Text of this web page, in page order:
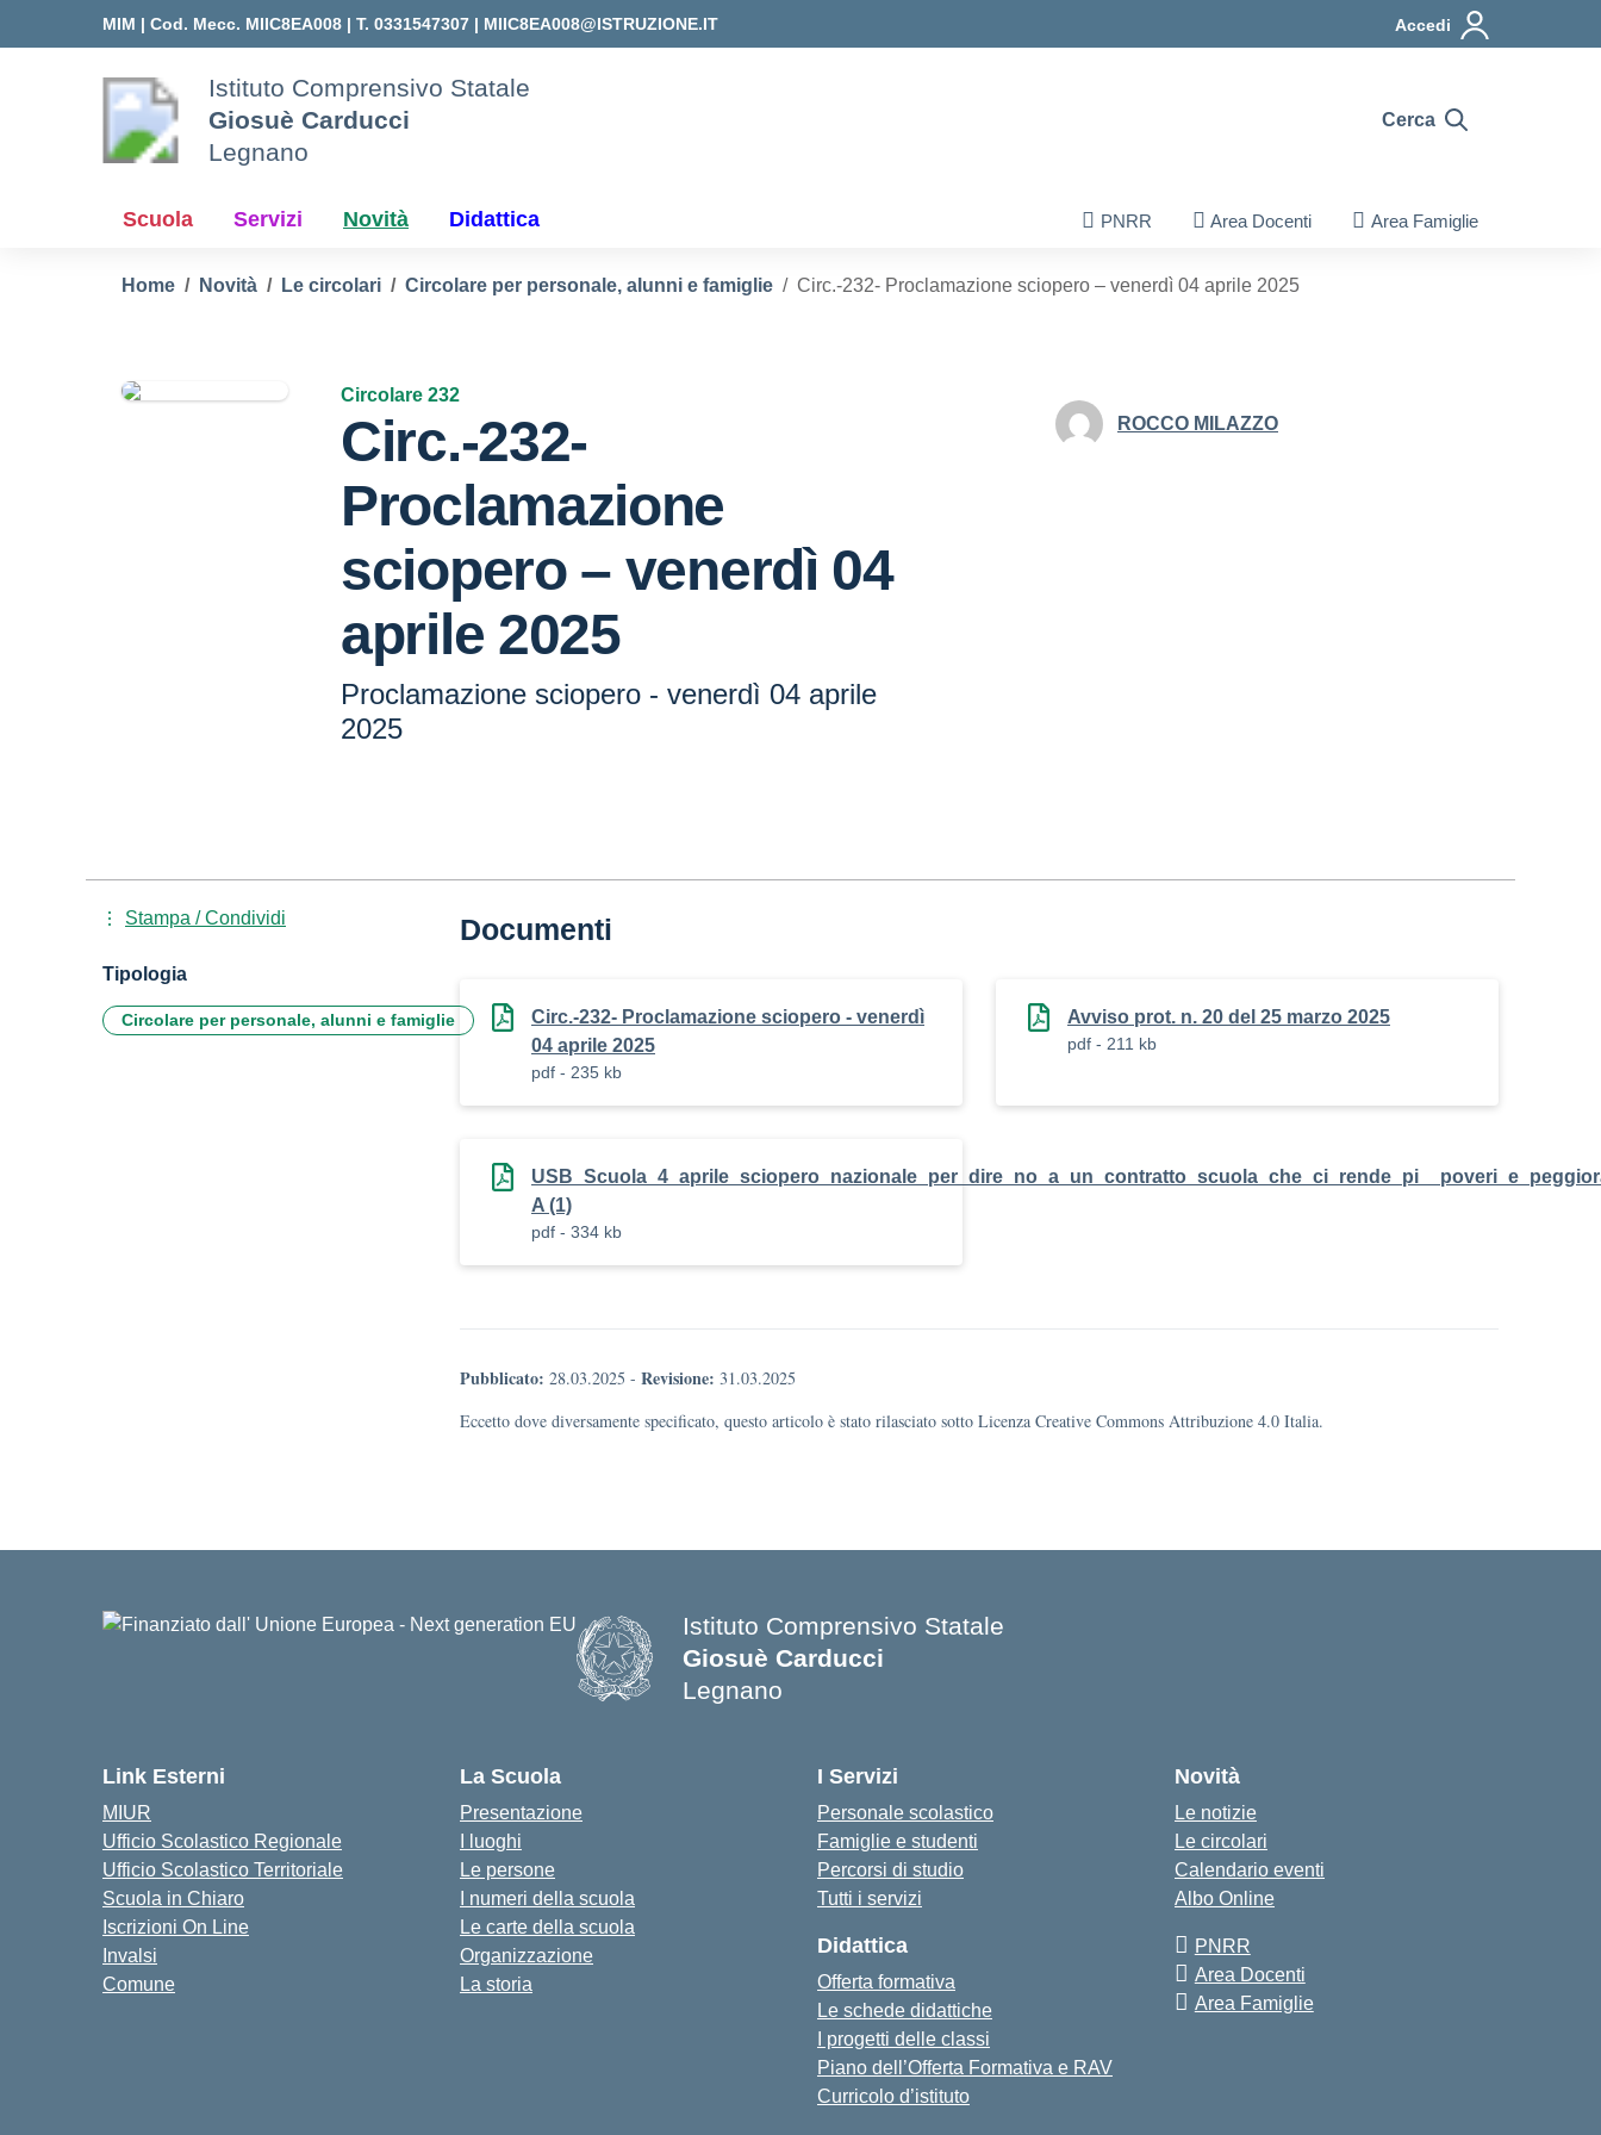
MIM | Cod. Mecc. MIIC8EA008 | T. 0331547307 | MIIC8EA008@ISTRUZIONE.IT Accedi
Istituto Comprensivo Statale
Giosuè Carducci
Legnano
Cerca
Scuola Servizi Novità Didattica PNRR Area Docenti Area Famiglie
Home Novità Le circolari Circolare per personale, alunni e famiglie Circ.-232- Proclamazione sciopero – venerdì 04 aprile 2025
Circolare 232
Circ.-232-
Proclamazione
sciopero – venerdì 04
aprile 2025
Proclamazione sciopero - venerdì 04 aprile
2025
ROCCO MILAZZO
Documenti
Circ.-232- Proclamazione sciopero - venerdì
04 aprile 2025
pdf - 235 kb
Avviso prot. n. 20 del 25 marzo 2025
pdf - 211 kb
A (1)
pdf - 334 kb
Pubblicato: 28.03.2025 - Revisione: 31.03.2025
Eccetto dove diversamente specificato, questo articolo è stato rilasciato sotto Licenza Creative Commons Attribuzione 4.0 Italia.
Stampa / Condividi
Tipologia
Circolare per personale, alunni e famiglie
Istituto Comprensivo Statale
Giosuè Carducci
Legnano
Link Esterni
MIUR
Ufficio Scolastico Regionale
Ufficio Scolastico Territoriale
Scuola in Chiaro
Iscrizioni On Line
Invalsi
Comune
La Scuola
Presentazione
I luoghi
Le persone
I numeri della scuola
Le carte della scuola
Organizzazione
La storia
I Servizi
Personale scolastico
Famiglie e studenti
Percorsi di studio
Tutti i servizi
Didattica
Offerta formativa
Le schede didattiche
I progetti delle classi
Piano dell’Offerta Formativa e RAV
Curricolo d’istituto
Novità
Le notizie
Le circolari
Calendario eventi
Albo Online
PNRR
Area Docenti
Area Famiglie